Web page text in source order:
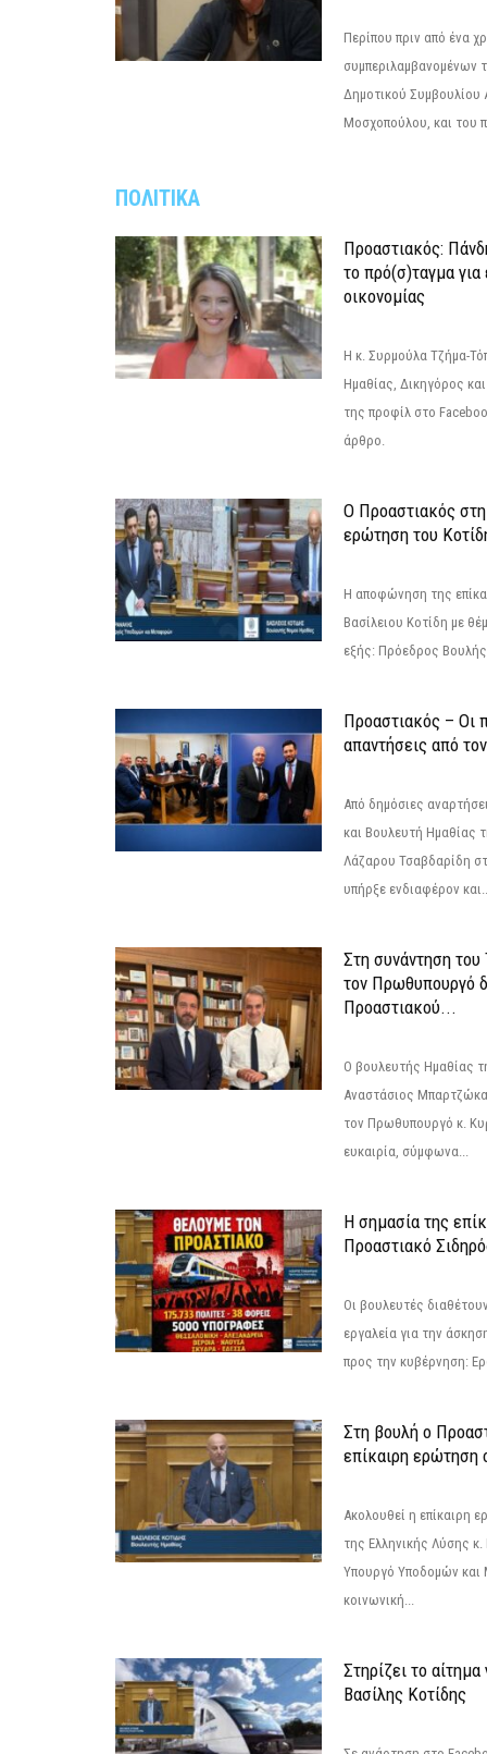
Περίπου πριν από ένα
συμπεριλαμβανομένων
Δημοτικού Συμβουλίου
Μοσχοπούλου, και του
ΠΟΛΙΤΙΚΑ
Προαστιακός:
το πρό(σ)ταγμα για
οικονομίας
Η κ. Συρμούλα Τζήμα-
Ημαθίας, Δικηγόρος
της προφίλ στο
άρθρο.
Ο Προαστιακός
ερώτηση του
Η αποφώνηση της
Βασίλειου Κοτίδη με
εξής: Πρόεδρος
Προαστιακός – Οι
απαντήσεις από
Από δημόσιες
και Βουλευτή Ημαθίας
Λάζαρου Τσαβδαρίδη
υπήρξε ενδιαφέρον
Στη συνάντηση
τον Πρωθυπουργό
Προαστιακού...
Ο βουλευτής Ημαθίας
Αναστάσιος
τον Πρωθυπουργό κ.
ευκαιρία, σύμφωνα...
Η σημασία της
Προαστιακό
Οι βουλευτές
εργαλεία για την
προς την κυβέρνηση:
Στη βουλή ο
επίκαιρη ερώτηση
Ακολουθεί η επίκαιρη
της Ελληνικής Λύσης
Υπουργό Υποδομών
κοινωνική...
Στηρίζει το
Βασίλης Κοτίδης